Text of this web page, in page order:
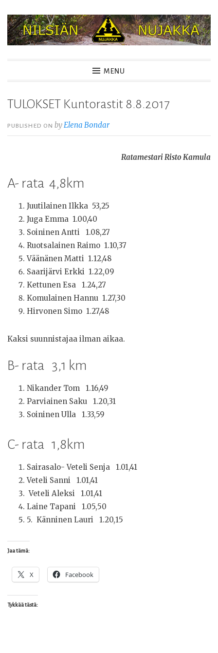
Skip
content
NILSIÄN NUJAKKA
MENU
TULOKSET Kuntorastit 8.8.2017
PUBLISHED ONby Elena Bondar
Ratamestari Risto Kamula
A- rata 4,8km
Juutilainen Ilkka 53,25
Juga Emma 1.00,40
Soininen Antti 1.08,27
Ruotsalainen Raimo 1.10,37
Väänänen Matti 1.12,48
Saarijärvi Erkki 1.22,09
Kettunen Esa 1.24,27
Komulainen Hannu 1.27,30
Hirvonen Simo 1.27,48
Kaksi suunnistajaa ilman aikaa.
B- rata 3,1 km
Nikander Tom 1.16,49
Parviainen Saku 1.20,31
Soininen Ulla 1.33,59
C- rata 1,8km
Sairasalo- Veteli Senja 1.01,41
Veteli Sanni 1.01,41
Veteli Aleksi 1.01,41
Laine Tapani 1.05,50
5. Känninen Lauri 1.20,15
Jaa tämä:
X Facebook
Tykkää tästä: